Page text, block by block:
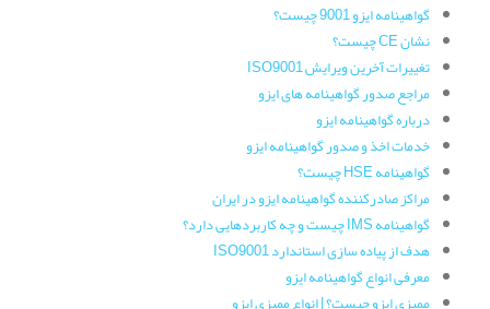
گواهینامه ایزو 9001 چیست؟
نشان CE چیست؟
تغییرات آخرین ویرایش ISO9001
مراجع صدور گواهینامه های ایزو
درباره گواهینامه ایزو
خدمات اخذ و صدور گواهینامه ایزو
گواهینامه HSE چیست؟
مراکز صادرکننده گواهینامه ایزو در ایران
گواهینامه IMS چیست و چه کاربردهایی دارد؟
هدف از پیاده سازی استاندارد ISO9001
معرفی انواع گواهینامه ایزو
ممیزی ایزو چیست؟ | انواع ممیزی ایزو